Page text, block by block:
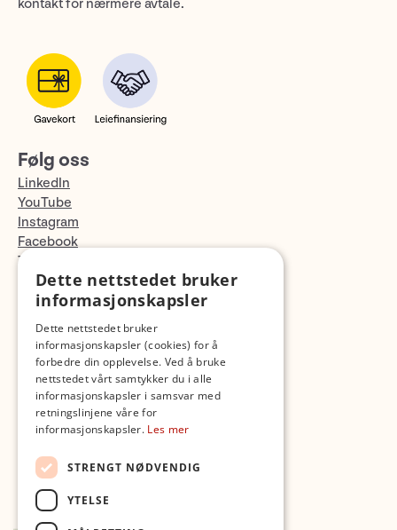
kontakt for nærmere avtale.
Følg oss
LinkedIn
YouTube
Instagram
Facebook
TikTok
Fotopodden
Dette nettstedet bruker
informasjonskapsler
Dette nettstedet bruker
informasjonskapsler (cookies) for å
forbedre din opplevelse. Ved å bruke
nettstedet vårt samtykker du i alle
informasjonskapsler i samsvar med
retningslinjene våre for
informasjonskapsler. Les mer
STRENGT NØDVENDIG
YTELSE